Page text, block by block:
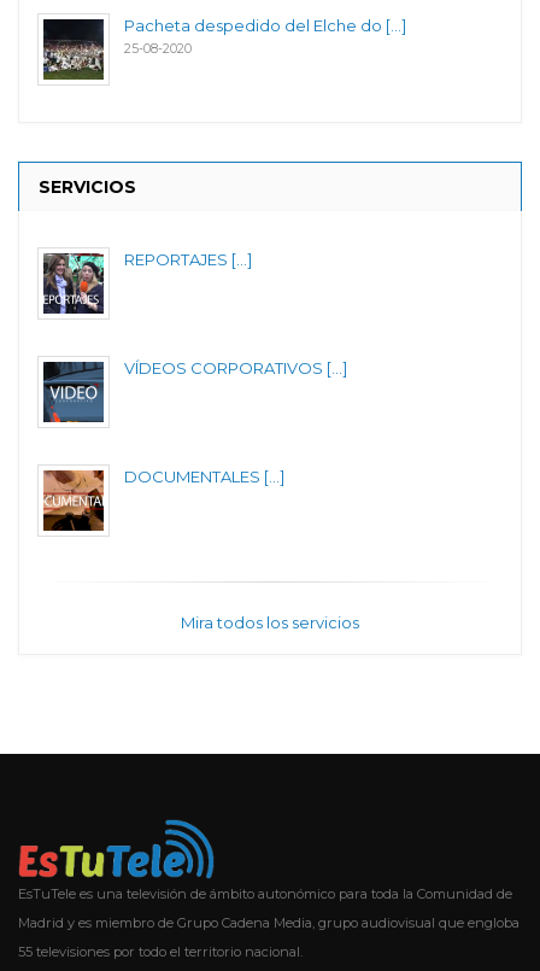
Pacheta despedido del Elche do [...]
25-08-2020
SERVICIOS
REPORTAJES [...]
VÍDEOS CORPORATIVOS [...]
DOCUMENTALES [...]
Mira todos los servicios
EsTuTele es una televisión de ámbito autonómico para toda la Comunidad de
Madrid y es miembro de Grupo Cadena Media, grupo audiovisual que engloba
55 televisiones por todo el territorio nacional.